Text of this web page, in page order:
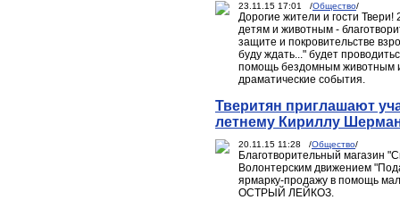
23.11.15 17:01 /Общество/
Дорогие жители и гости
детям и животным -
защите и покровительстве
буду ждать..." будет
помощь бездомным животным и
драматические события.
Тверитян приглашают
летнему Кириллу
20.11.15 11:28 /Общество/
Благотворительный магазин
Волонтерским движением
ярмарку-продажу в помощь
ОСТРЫЙ ЛЕЙКОЗ.